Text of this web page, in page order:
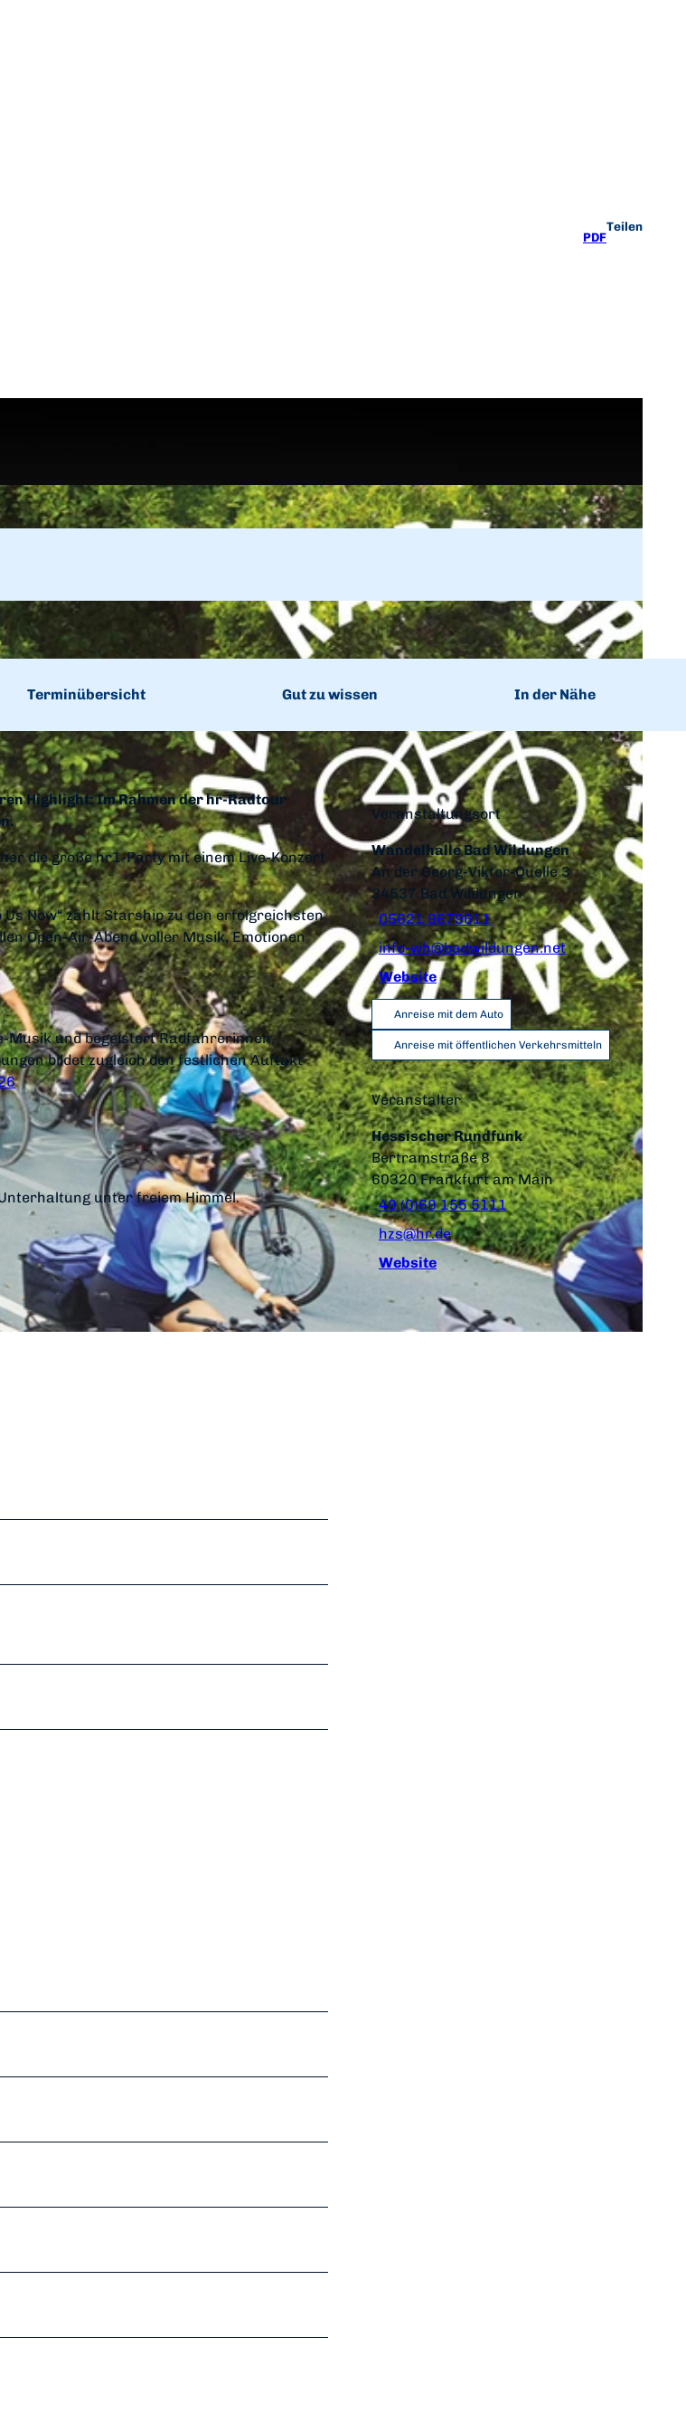
PDF
Teilen
Terminübersicht Gut zu wissen In der Nähe
Highlight: Im Rahmen der hr-Radtour
die große hr1-Party mit einem Live-Konzert
Us Now“ zählt Starship zu den erfolgreichsten
Open-Air-Abend voller Musik, Emotionen
Musik und begeistert Radfahrerinnen,
bildet zugleich den festlichen Auftakt
unter freiem Himmel.
Veranstaltungsort
Wandelhalle Bad Wildungen
An der Georg-Viktor-Quelle 3
34537 Bad Wildungen
05621 9679611
info-wh@badwildungen.net
Website
Anreise mit dem Auto
Anreise mit öffentlichen Verkehrsmitteln
Veranstalter
Hessischer Rundfunk
Bertramstraße 8
60320Frankfurt am Main
49 (0)69 155 5111
hzs@hr.de
Website